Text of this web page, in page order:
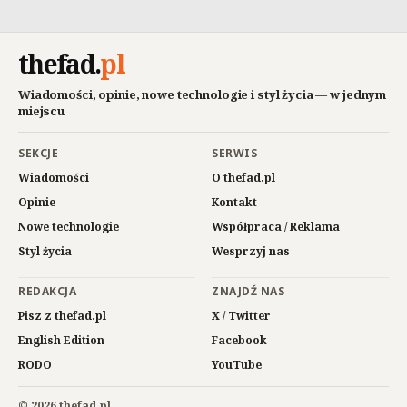
thefad.pl
Wiadomości, opinie, nowe technologie i styl życia — w jednym
miejscu
SEKCJE
Wiadomości
Opinie
Nowe technologie
Styl życia
SERWIS
O thefad.pl
Kontakt
Współpraca / Reklama
Wesprzyj nas
REDAKCJA
Pisz z thefad.pl
English Edition
RODO
ZNAJDŹ NAS
X / Twitter
Facebook
YouTube